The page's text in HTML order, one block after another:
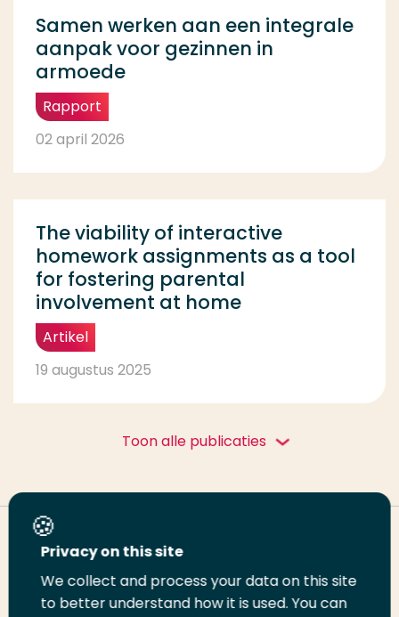
Samen werken aan een integrale
aanpak voor gezinnen in
armoede
Rapport
02 april 2026
The viability of interactive
homework assignments as a tool
for fostering parental
involvement at home
Artikel
19 augustus 2025
Toon alle publicaties
Deel deze pagina
DeelDeelDeelEmailPrint
Privacy on this site
We collect and process your data on this site
to better understand how it is used. You can